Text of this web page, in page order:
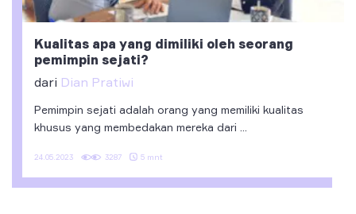
Kualitas apa yang dimiliki oleh seorang
pemimpin sejati?
dari Dian Pratiwi
Pemimpin sejati adalah orang yang memiliki kualitas
khusus yang membedakan mereka dari ...
24.05.2023 3287 5 mnt